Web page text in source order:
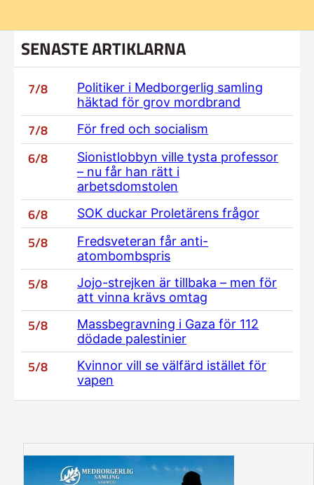
SENASTE ARTIKLARNA
7/8
Politiker i Medborgerlig samling
häktad för grov mordbrand
7/8 För fred och socialism
6/8
Sionistlobbyn ville tysta professor
– nu får han rätt i
arbetsdomstolen
6/8 SOK duckar Proletärens frågor
5/8
Fredsveteran får anti-
atombombspris
5/8
Jojo-strejken är tillbaka – men för
att vinna krävs omtag
5/8
Massbegravning i Gaza för 112
dödade palestinier
5/8
Kvinnor vill se välfärd istället för
vapen